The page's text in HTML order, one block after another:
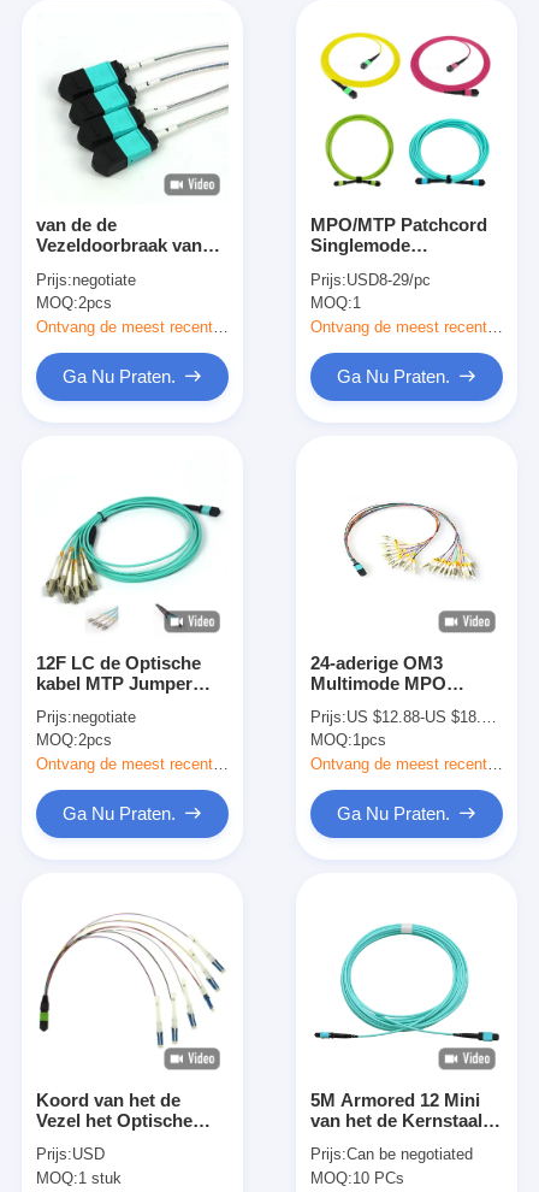
Huis
Producten
Ongeveer ons
Fabrieksreis
Kwaliteitscontrole
Nieuws
WDM MUX DEMUX
vezel optische plc splitser
vezel optische kabel
van de de
Vezeldoorbraak van
Multimode OM3 Kabel
MTP Jumper With
Hydra
Prijs:negotiate
MOQ:2pcs
Ontvang de meest recente Prijs
Ga Nu Praten.
MPO/MTP Patchcord
Singlemode
8f/12f/24f
Glasvezelkabel voor
Datacenter FTTX
Prijs:USD8-29/pc
MOQ:1
Ga Nu Praten.
12F LC de Optische
kabel MTP Jumper
Center van de
MM.fanout MPO Vezel
Prijs:negotiate
MOQ:2pcs
Ontvang de meest recente Prijs
Ga Nu Praten.
24-aderige OM3
Multimode MPO
mantel voor
datacenters met hoge
dichtheid
Prijs:US $12.88-US $18.88/ Pcs
MOQ:1pcs
Ga Nu Praten.
Koord van het de
Vezel het Optische
8F 12F 24F LSZH MPO
MTP
Prijs:USD
MOQ:1 stuk
5M Armored 12 Mini
van het de Kernstaal
5.5mm OD 24 de
Vezelkabel
Prijs:Can be negotiated
MOQ:10 PCs